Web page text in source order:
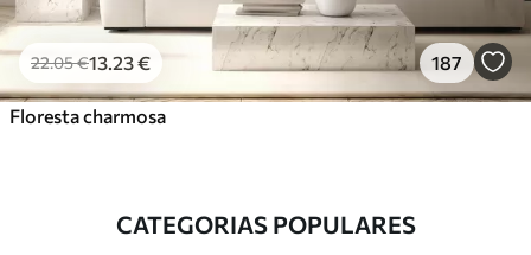
22.05€13.23€ 187
Floresta charmosa
CATEGORIAS POPULARES